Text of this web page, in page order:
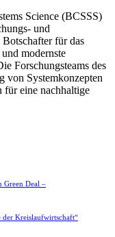
Science (BCSSS)
und
Botschafter für das
modernste
Forschungsteams des
von Systemkonzepten
für eine nachhaltige
Green Deal –
der Kreislaufwirtschaft“